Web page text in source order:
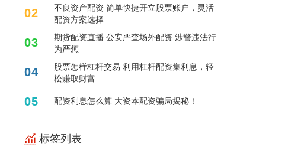
02
不良资产配资 简单快捷开立股票账户，灵活
配资方案选择
03
期货配资直播 公安严查场外配资 涉警违法行
为严惩
04
股票怎样杠杆交易 利用杠杆配资集利息，轻
松赚取财富
05 配资利息怎么算 大资本配资骗局揭秘！
标签列表